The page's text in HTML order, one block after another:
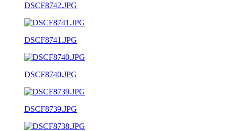
DSCF8742.JPG
DSCF8741.JPG
DSCF8740.JPG
DSCF8739.JPG